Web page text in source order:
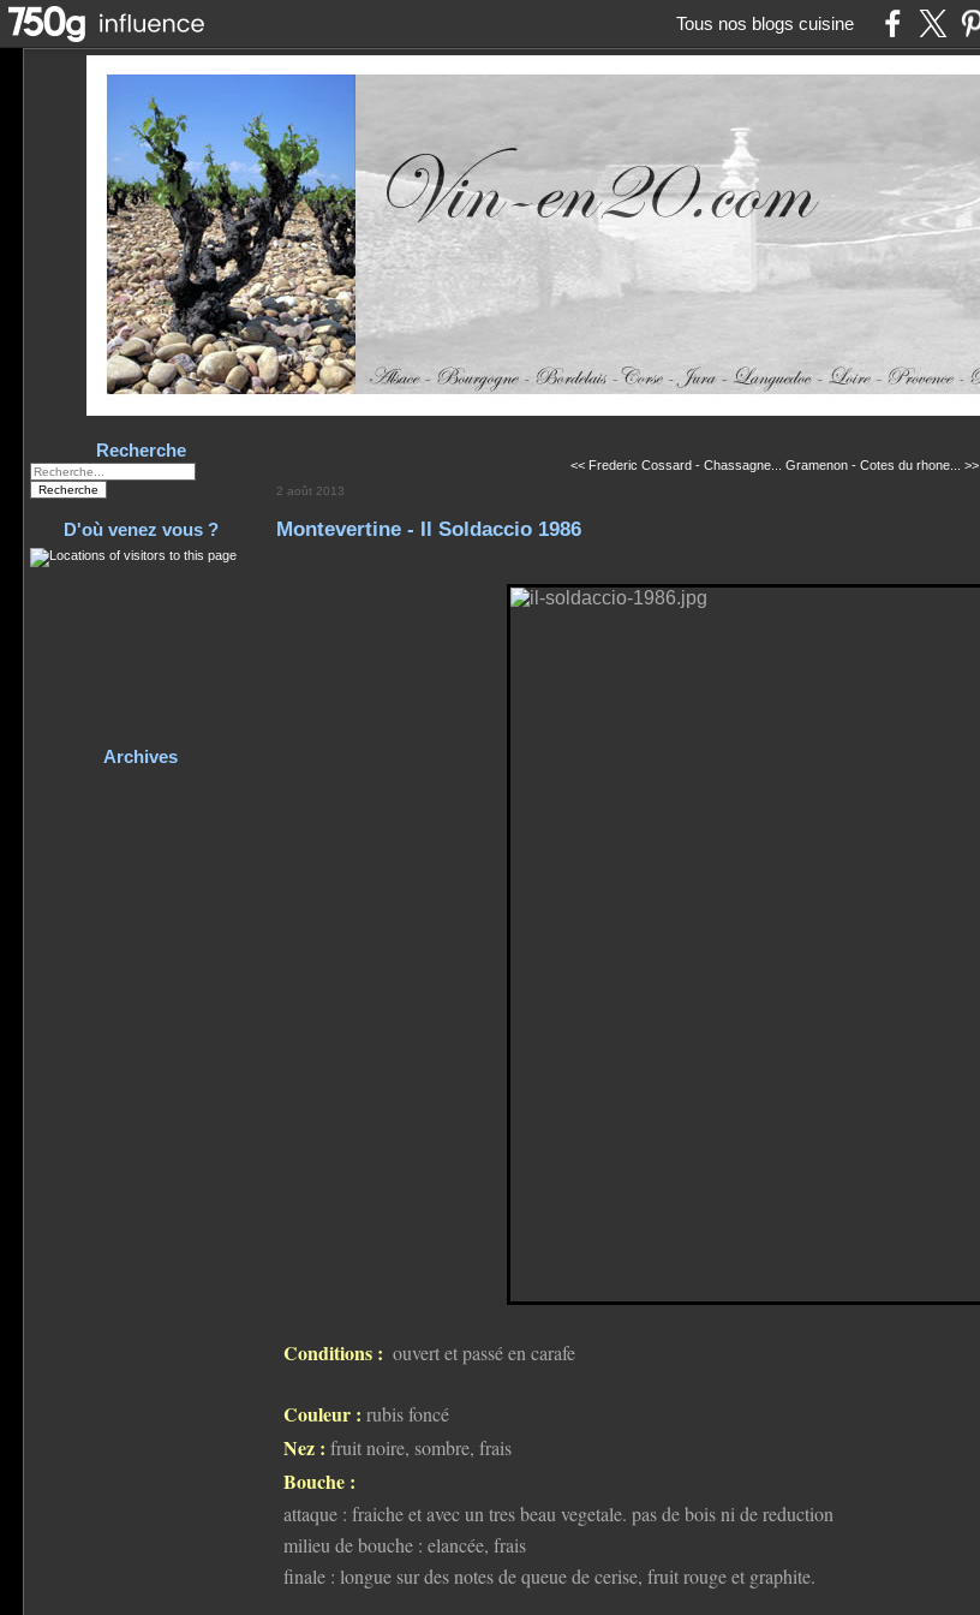
Tous nos blogs cuisine
Recherche
D'où venez vous ?
Archives
<< Frederic Cossard - Chassagne... Gramenon - Cotes du rhone... >>
2 août 2013
Montevertine - Il Soldaccio 1986
Conditions : ouvert et passé en carafe
Couleur : rubis foncé
Nez : fruit noire, sombre, frais
Bouche :
attaque : fraiche et avec un tres beau vegetale. pas de bois ni de reduction
milieu de bouche : elancée, frais
finale : longue sur des notes de queue de cerise, fruit rouge et graphite.